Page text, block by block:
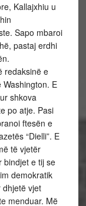
Kallajxhiu u
Sapo mbaroi
pastaj erdhi
redaksinë e
Washington. E
shkova
po atje. Pasi
ftesën e
“Dielli”. E
të vjetër
bindjet e tij se
demokratik
dhjetë vjet
menduar. Më